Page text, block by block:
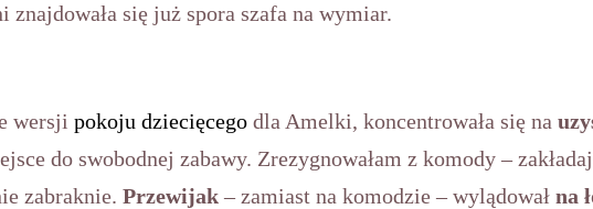
się już spora szafa na wymiar.
wersji pokoju dziecięcego dla Amelki, koncentrowała się na
do swobodnej zabawy. Zrezygnowałam z komody –
zabraknie. Przewijak– zamiast na komodzie – wylądował na